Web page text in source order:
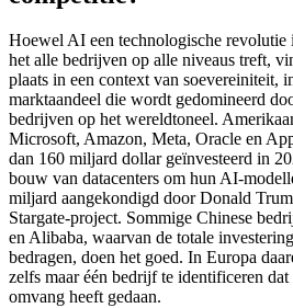
Hoewel AI een technologische revolutie
het alle bedrijven op alle niveaus treft,
plaats in een context van soevereiniteit,
marktaandeel die wordt gedomineerd
bedrijven op het wereldtoneel.
Microsoft, Amazon, Meta, Oracle en
dan 160 miljard dollar geïnvesteerd in
bouw van datacenters om hun AI-
miljard aangekondigd door Donald
Stargate-project. Sommige Chinese
en Alibaba, waarvan de totale
bedragen, doen het goed. In Europa
zelfs maar één bedrijf te identificeren
omvang heeft gedaan.